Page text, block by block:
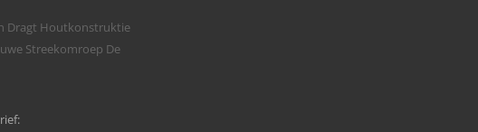
Dragt Houtkonstruktie
Streekomroep De